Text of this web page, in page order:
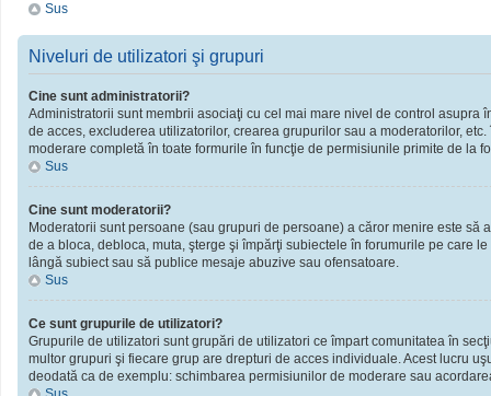
Sus
Niveluri de utilizatori şi grupuri
Cine sunt administratorii?
Administratorii sunt membrii asociaţi cu cel mai mare nivel de control
de acces, excluderea utilizatorilor, crearea grupurilor sau a moderatorilor,
moderare completă în toate formurile în funcţie de permisiunile primite de la
Sus
Cine sunt moderatorii?
Moderatorii sunt persoane (sau grupuri de persoane) a căror menire este
de a bloca, debloca, muta, şterge şi împărţi subiectele în forumurile pe care
lângă subiect sau să publice mesaje abuzive sau ofensatoare.
Sus
Ce sunt grupurile de utilizatori?
Grupurile de utilizatori sunt grupări de utilizatori ce împart comunitatea în
multor grupuri şi fiecare grup are drepturi de acces individuale. Acest lucru
deodată ca de exemplu: schimbarea permisiunilor de moderare sau